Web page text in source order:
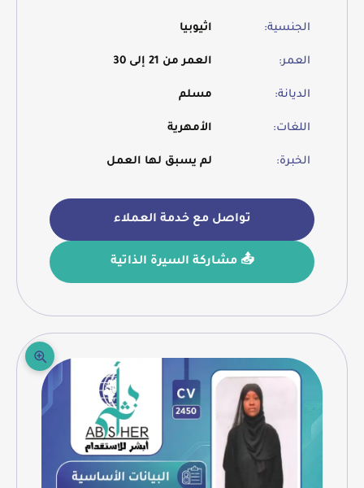
الجنسية: اثيوبيا
العمر: العمر من 21 إلى 30
الديانة: مسلم
اللغات: الأمهرية
الخبرة: لم يسبق لها العمل
تواصل مع خدمة العملاء
📤 مشاركة السيرة الذاتية